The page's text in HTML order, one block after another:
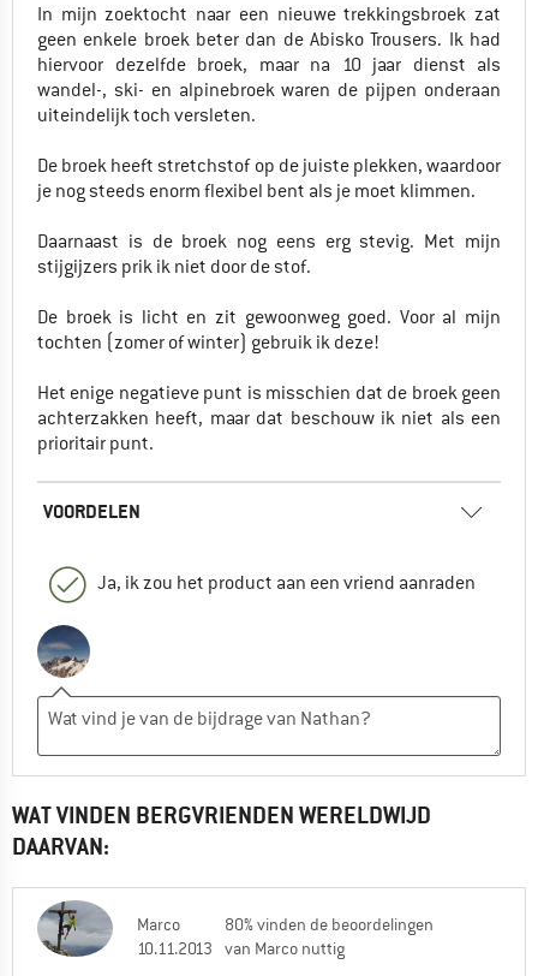
In mijn zoektocht naar een nieuwe trekkingsbroek zat
geen enkele broek beter dan de Abisko Trousers. Ik had
hiervoor dezelfde broek, maar na 10 jaar dienst als
wandel-, ski- en alpinebroek waren de pijpen onderaan
uiteindelijk toch versleten.
De broek heeft stretchstof op de juiste plekken, waardoor
je nog steeds enorm flexibel bent als je moet klimmen.
Daarnaast is de broek nog eens erg stevig. Met mijn
stijgijzers prik ik niet door de stof.
De broek is licht en zit gewoonweg goed. Voor al mijn
tochten (zomer of winter) gebruik ik deze!
Het enige negatieve punt is misschien dat de broek geen
achterzakken heeft, maar dat beschouw ik niet als een
prioritair punt.
VOORDELEN
Ja, ik zou het product aan een vriend aanraden
WAT VINDEN BERGVRIENDEN WERELDWIJD
DAARVAN:
Marco
10.11.2013
80% vinden de beoordelingen
van Marco nuttig